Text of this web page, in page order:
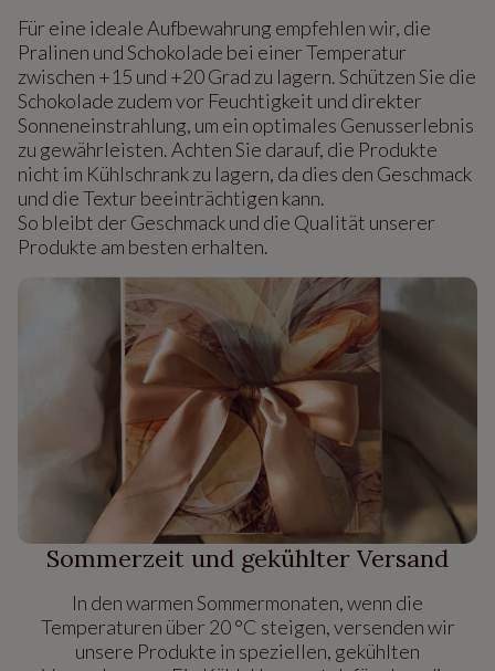
Für eine ideale Aufbewahrung empfehlen wir, die
Pralinen und Schokolade bei einer Temperatur
zwischen +15 und +20 Grad zu lagern. Schützen Sie die
Schokolade zudem vor Feuchtigkeit und direkter
Sonneneinstrahlung, um ein optimales Genusserlebnis
zu gewährleisten. Achten Sie darauf, die Produkte
nicht im Kühlschrank zu lagern, da dies den Geschmack
und die Textur beeinträchtigen kann.
So bleibt der Geschmack und die Qualität unserer
Produkte am besten erhalten.
Sommerzeit und gekühlter Versand
In den warmen Sommermonaten, wenn die
Temperaturen über 20 °C steigen, versenden wir
unsere Produkte in speziellen, gekühlten